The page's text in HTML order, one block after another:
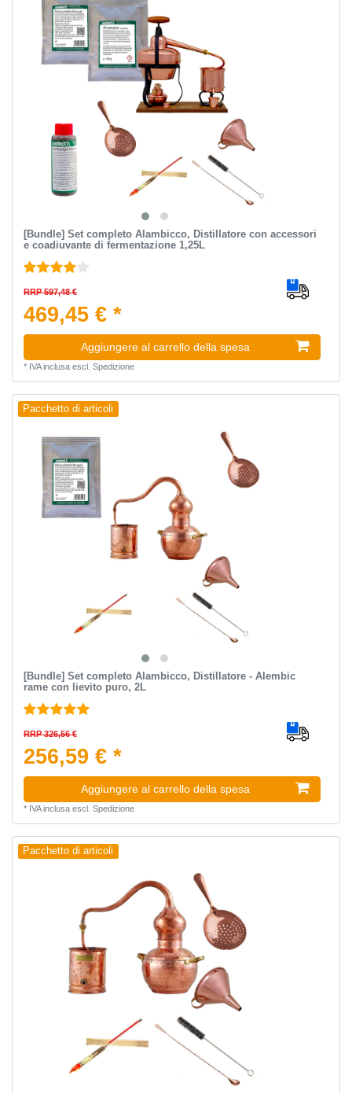
[Bundle] Set completo Alambicco, Distillatore con accessori
e coadiuvante di fermentazione 1,25L
RRP 597,48 €
469,45 € *
Aggiungere al carrello della spesa
* IVA inclusaescl. Spedizione
Pacchetto di articoli
[Bundle] Set completo Alambicco, Distillatore - Alembic
rame con lievito puro, 2L
RRP 326,56 €
256,59 € *
Aggiungere al carrello della spesa
* IVA inclusaescl. Spedizione
Pacchetto di articoli